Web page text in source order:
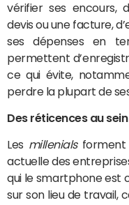
vérifier ses encours,
devis ou une facture,
ses dépenses en
permettent
ce qui évite,
perdre la plupart de
Des réticences au
Les millenialsforment
actuelle des
qui le smartphone est
sur son lieu de travail,